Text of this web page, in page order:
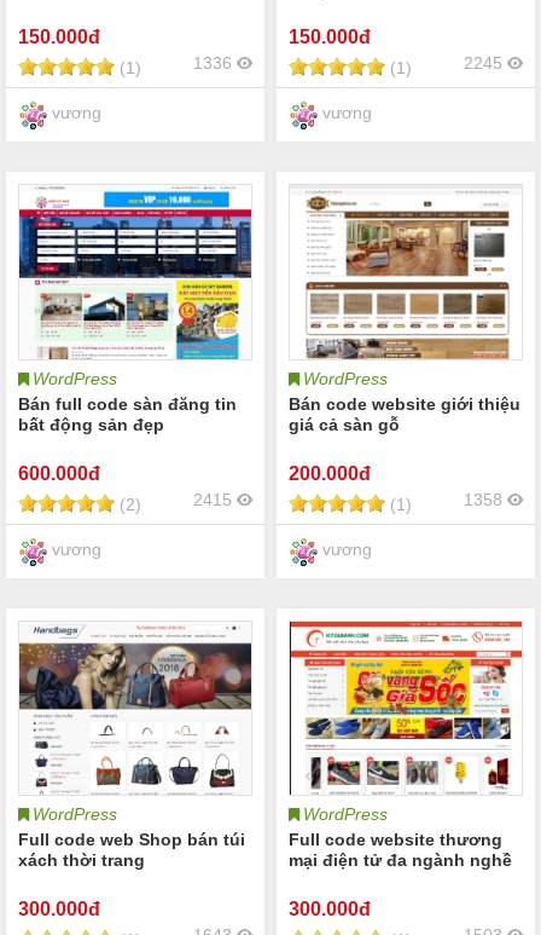
150.000đ
(1) 1336
vương
150.000đ
(1) 2245
vương
WordPress
Bán full code sàn đăng tin
bất động sản đẹp
600.000đ
(2) 2415
vương
WordPress
Bán code website giới thiệu
giá cả sàn gỗ
200.000đ
(1) 1358
vương
WordPress
Full code web Shop bán túi
xách thời trang
300.000đ
WordPress
Full code website thương
mại điện tử đa ngành nghề
300.000đ